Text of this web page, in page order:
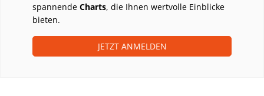
spannende Charts, die Ihnen wertvolle Einblicke
bieten.
JETZT ANMELDEN